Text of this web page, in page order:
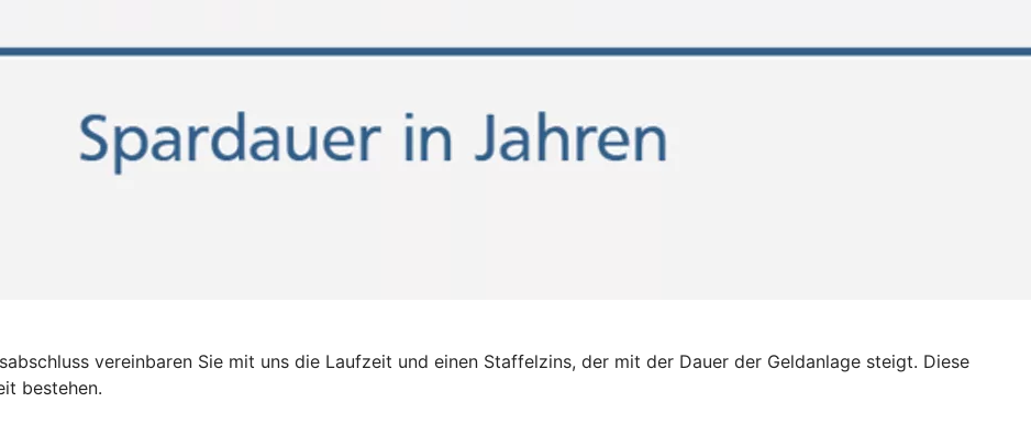
vereinbaren Sie mit uns die Laufzeit und einen Staffelzins, der mit der Dauer der Geldanlage steigt. Diese
bestehen.